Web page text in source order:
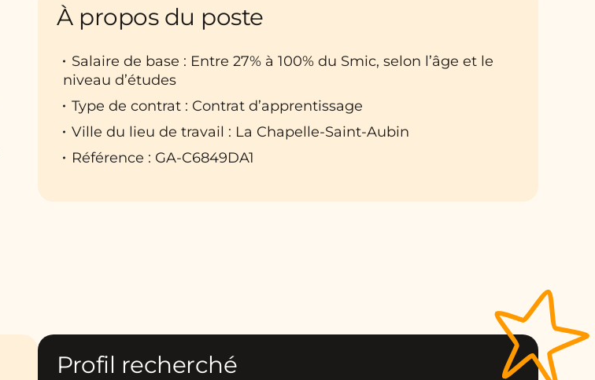
À propos du poste
Salaire de base : Entre 27% à 100% du Smic, selon l’âge et le
niveau d’études
Type de contrat : Contrat d’apprentissage
Ville du lieu de travail : La Chapelle-Saint-Aubin
Référence : GA-C6849DA1
Profil recherché